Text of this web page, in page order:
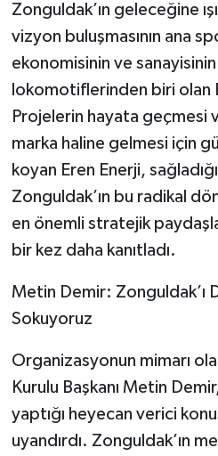
​Zonguldak’ın geleceğine
vizyon buluşmasının ana
ekonomisinin ve
lokomotiflerinden biri olan
Projelerin hayata geçmesi
marka haline gelmesi için
koyan Eren Enerji,
Zonguldak’ın bu radikal
en önemli stratejik
bir kez daha kanıtladı.
​Metin Demir: Zonguldak’ı
Sokuyoruz
​Organizasyonun mimarı
Kurulu Başkanı Metin
yaptığı heyecan verici
uyandırdı. Zonguldak’ın